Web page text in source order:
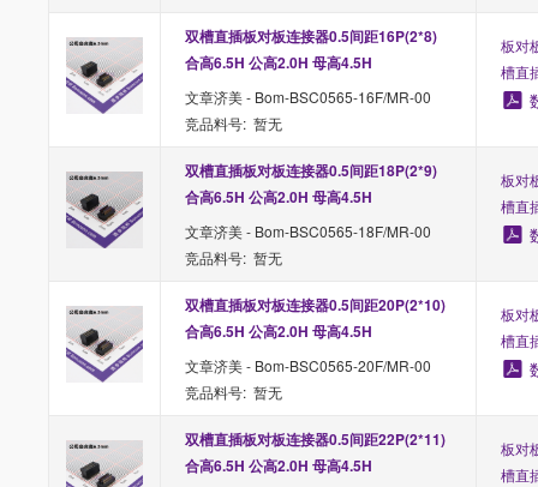
双槽直插板对板连接器0.5间距16P(2*8)
合高6.5H 公高2.0H 母高4.5H
文章济美 - Bom-BSC0565-16F/MR-00
竞品料号: 暂无
板对
槽直
双槽直插板对板连接器0.5间距18P(2*9)
合高6.5H 公高2.0H 母高4.5H
文章济美 - Bom-BSC0565-18F/MR-00
竞品料号: 暂无
板对
槽直
双槽直插板对板连接器0.5间距20P(2*10)
合高6.5H 公高2.0H 母高4.5H
文章济美 - Bom-BSC0565-20F/MR-00
竞品料号: 暂无
板对
槽直
双槽直插板对板连接器0.5间距22P(2*11)
合高6.5H 公高2.0H 母高4.5H
板对
槽直